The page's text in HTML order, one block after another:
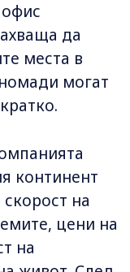
да
места в
могат
континент
на
цени на
на